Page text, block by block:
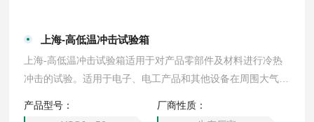
上海-高低温冲击试验箱
上海-高低温冲击试验箱适用于对产品零部件及材料进行冷热
冲击的试验。适用于电子、电工产品和其他设备在周围大气温
故障的最佳设备
产品型号：
厂商性质：